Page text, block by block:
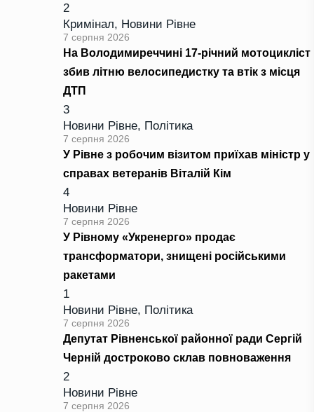
2
Кримінал, Новини Рівне
7 серпня 2026
На Володимиреччині 17-річний мотоцикліст
збив літню велосипедистку та втік з місця
ДТП
3
Новини Рівне, Політика
7 серпня 2026
У Рівне з робочим візитом приїхав міністр у
справах ветеранів Віталій Кім
4
Новини Рівне
7 серпня 2026
У Рівному «Укренерго» продає
трансформатори, знищені російськими
ракетами
1
Новини Рівне, Політика
7 серпня 2026
Депутат Рівненської районної ради Сергій
Черній достроково склав повноваження
2
Новини Рівне
7 серпня 2026